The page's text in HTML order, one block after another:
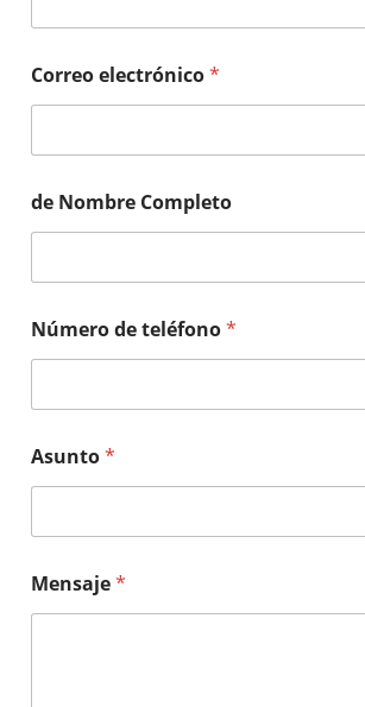
Correo electrónico*
de Nombre Completo
Número de teléfono*
Asunto*
Mensaje*